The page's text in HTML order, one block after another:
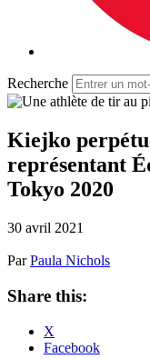
Recherche
Kiejko
représentant
Tokyo 2020
30 avril 2021
ParPaula Nichols
Share this:
X
Facebook